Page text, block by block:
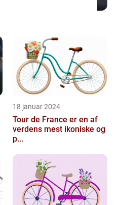
18 januar 2024
Tour de France er en af
verdens mest ikoniske og
p...